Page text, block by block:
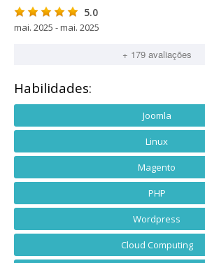
5.0
mai. 2025 - mai. 2025
+ 179 avaliações
Habilidades:
Joomla
Linux
Magento
PHP
Wordpress
Cloud Computing